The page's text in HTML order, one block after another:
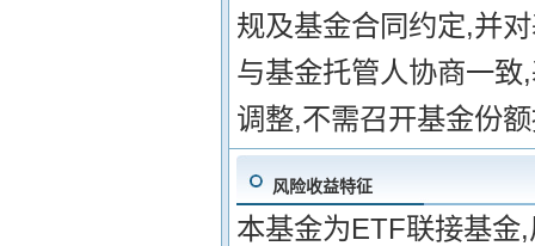
规及基金合同约定,并
与基金托管人协商一
调整,不需召开基金份
风险收益特征
本基金为ETF联接基金